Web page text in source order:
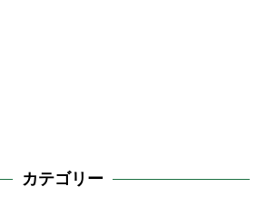
カテゴリー